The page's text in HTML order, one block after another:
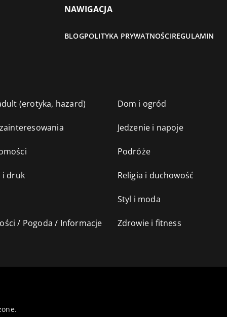
NAWIGACJA
BLOGPOLITYKA PRYWATNOŚCIREGULAMIN
(erotyka, hazard) Dom i ogród
Jedzenie i napoje
Podróże
i druk Religia i duchowość
Styl i moda
/ Pogoda / Informacje Zdrowie i fitness